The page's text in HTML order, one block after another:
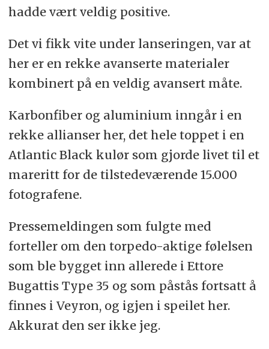
hadde vært veldig positive.
Det vi fikk vite under lanseringen, var at
her er en rekke avanserte materialer
kombinert på en veldig avansert måte.
Karbonfiber og aluminium inngår i en
rekke allianser her, det hele toppet i en
Atlantic Black kulør som gjorde livet til et
mareritt for de tilstedeværende 15.000
fotografene.
Pressemeldingen som fulgte med
forteller om den torpedo-aktige følelsen
som ble bygget inn allerede i Ettore
Bugattis Type 35 og som påstås fortsatt å
finnes i Veyron, og igjen i speilet her.
Akkurat den ser ikke jeg.